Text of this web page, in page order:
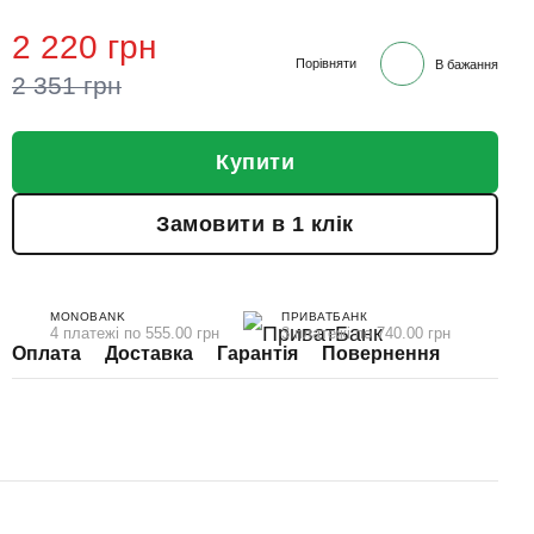
2 220 грн
2 351 грн
Порівняти В бажання
Купити
Замовити в 1 клік
MONOBANK
4 платежі по 555.00 грн
ПРИВАТБАНК
3 платежі по 740.00 грн
Оплата Доставка Гарантія Повернення